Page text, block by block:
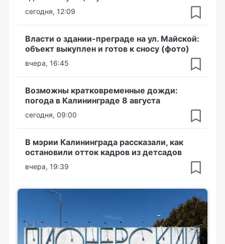
сегодня, 12:09
Власти о здании-преграде на ул. Майской:
объект выкуплен и готов к сносу (фото)
вчера, 16:45
Возможны кратковременные дожди:
погода в Калининграде 8 августа
сегодня, 09:00
В мэрии Калининграда рассказали, как
остановили отток кадров из детсадов
вчера, 19:39